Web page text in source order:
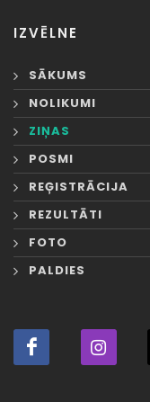
IZVĒLNE
SĀKUMS
NOLIKUMI
ZIŅAS
POSMI
REĢISTRĀCIJA
REZULTĀTI
FOTO
PALDIES